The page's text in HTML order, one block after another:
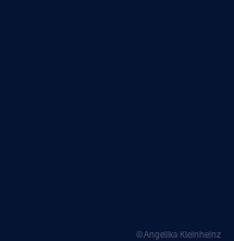
©Angelika Kleinheinz